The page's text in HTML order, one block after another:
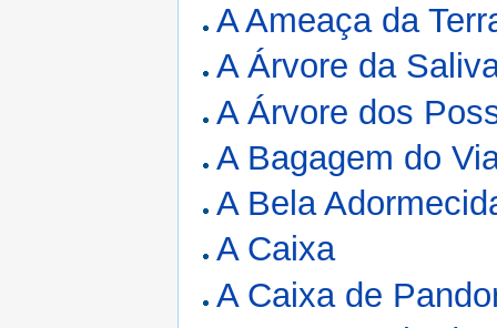
A Ameaça da
A Árvore da
A Árvore dos
A Bagagem do
A Bela
A Caixa
A Caixa de